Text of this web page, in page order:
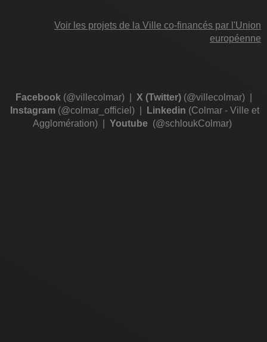
Voir les projets de la Ville co-financés par l'Union
européenne
Facebook(@villecolmar)| X (Twitter)(@villecolmar)|
Instagram (@colmar_officiel) Linkedin (Colmar - Ville et
Agglomération)
Youtube (@schloukColmar)